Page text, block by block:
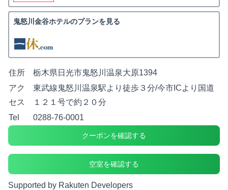
鬼怒川金谷ホテルのプランを見る
住所
栃木県日光市鬼怒川温泉大原1394
アク
セス
東武線鬼怒川温泉駅より徒歩３分/今市ICより国道
１２１号で約２０分
Tel
0288-76-0001
クーポンを確認する
空室を確認する
Supported by Rakuten Developers